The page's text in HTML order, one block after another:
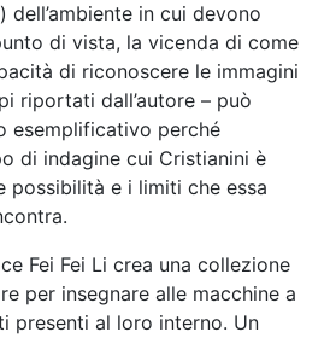
in cui devono
di vista, la vicenda di come
di riconoscere le immagini
riportati dall’autore – può
esemplificativo perché
di indagine cui Cristianini è
possibilità e i limiti che essa
Fei Fei Li crea una collezione
per insegnare alle macchine a
presenti al loro interno. Un